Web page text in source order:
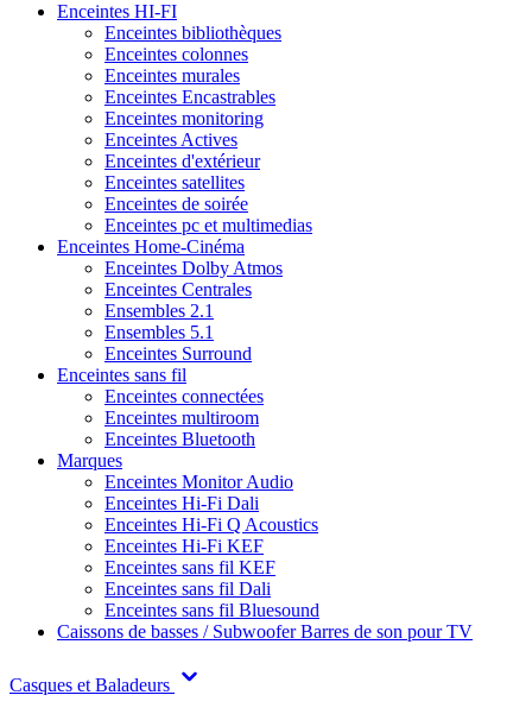
Enceintes HI-FI
Enceintes bibliothèques
Enceintes colonnes
Enceintes murales
Enceintes Encastrables
Enceintes monitoring
Enceintes Actives
Enceintes d'extérieur
Enceintes satellites
Enceintes de soirée
Enceintes pc et multimedias
Enceintes Home-Cinéma
Enceintes Dolby Atmos
Enceintes Centrales
Ensembles 2.1
Ensembles 5.1
Enceintes Surround
Enceintes sans fil
Enceintes connectées
Enceintes multiroom
Enceintes Bluetooth
Marques
Enceintes Monitor Audio
Enceintes Hi-Fi Dali
Enceintes Hi-Fi Q Acoustics
Enceintes Hi-Fi KEF
Enceintes sans fil KEF
Enceintes sans fil Dali
Enceintes sans fil Bluesound
Caissons de basses / SubwooferBarres de son pour TV
Casques et Baladeurs